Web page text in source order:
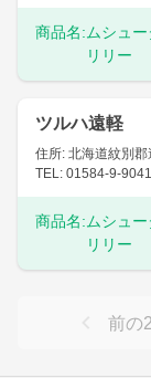
商品名: ムシュ
リリー
ツルハ遠軽
住所: 北海道紋別
TEL: 01584-9-9041
商品名: ムシュ
リリー
前の